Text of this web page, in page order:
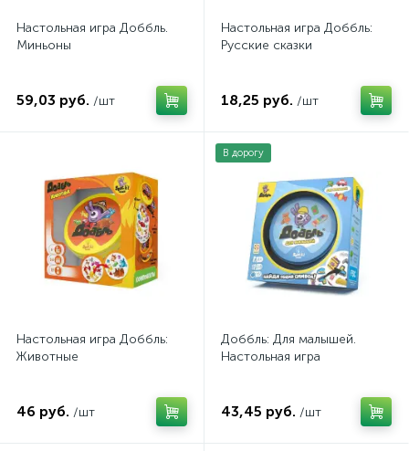
Настольная игра Доббль.
Миньоны
59,03 руб. /шт
Настольная игра Доббль:
Русские сказки
18,25 руб. /шт
Настольная игра Доббль:
Животные
46 руб. /шт
В дорогу
Доббль: Для малышей.
Настольная игра
43,45 руб. /шт